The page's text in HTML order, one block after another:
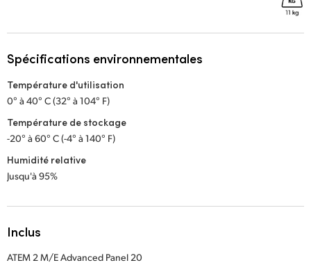
Spécifications environnementales
Température d'utilisation
0° à 40° C (32° à 104° F)
Température de stockage
-20° à 60° C (-4° à 140° F)
Humidité relative
Jusqu'à 95%
Inclus
ATEM 2 M/E Advanced Panel 20